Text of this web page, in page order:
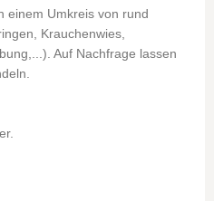
einem Umkreis von rund
Krauchenwies,
Auf Nachfrage lassen